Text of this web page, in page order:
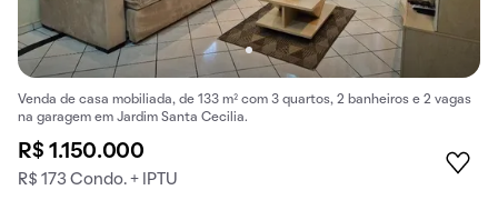
Venda de casa mobiliada, de 133 m² com 3 quartos, 2 banheiros e 2 vagas
na garagem em Jardim Santa Cecilia.
R$ 1.150.000
R$ 173 Condo. + IPTU